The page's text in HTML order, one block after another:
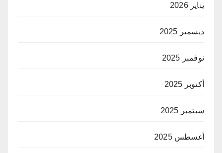
يناير 2026
ديسمبر 2025
نوفمبر 2025
أكتوبر 2025
سبتمبر 2025
أغسطس 2025